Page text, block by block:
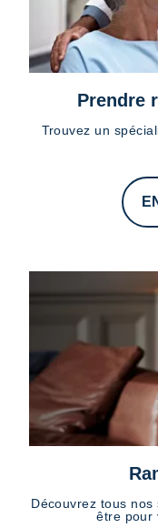
Prendre
Trouvez un
Découvrez tous
être pour